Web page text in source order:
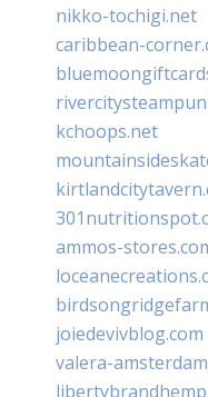
nikko-tochigi.net
caribbean-
kchoops.net
ammos-
joiedevivblog.com
valera-